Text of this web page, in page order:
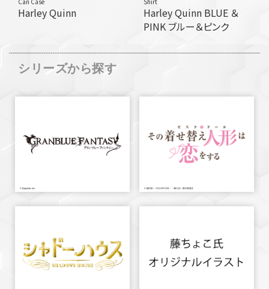
Harley Quinn
Harley Quinn BLUE ＆
PINK ブルー＆ピンク
シリーズから探す